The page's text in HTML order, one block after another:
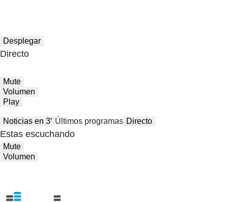
Desplegar
Directo
Mute
Volumen
Play
Noticias en 3′ Últimos programas Directo
Estas escuchando
Mute
Volumen